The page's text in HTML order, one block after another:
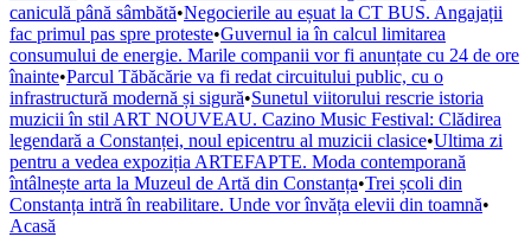
caniculă până sâmbătă•Negocierile au eșuat la CT BUS. Angajații
fac primul pas spre proteste•Guvernul ia în calcul limitarea
consumului de energie. Marile companii vor fi anunțate cu 24 de ore
înainte•Parcul Tăbăcărie va fi redat circuitului public, cu o
infrastructură modernă și sigură•Sunetul viitorului rescrie istoria
muzicii în stil ART NOUVEAU. Cazino Music Festival: Clădirea
legendară a Constanței, noul epicentru al muzicii clasice•Ultima zi
pentru a vedea expoziția ARTEFAPTE. Moda contemporană
întâlnește arta la Muzeul de Artă din Constanța•Trei școli din
Constanța intră în reabilitare. Unde vor învăța elevii din toamnă•
Acasă